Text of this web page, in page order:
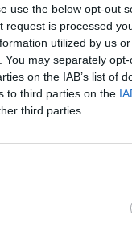
use the below opt-out
request is processed
utilized by us
may separately
on the IAB’s list of
to third parties on the
third parties.
στην κάθε
πλειοψηφίας; Αν
και
1.500 κατοίκων,
άλλος
πλειοψήφησε ο
νιώθατε αν δεν
επιθυμείτε να
των πολιτών της